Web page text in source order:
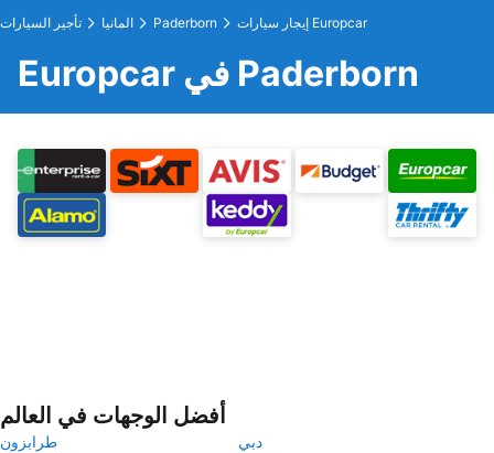
تأجير السيارات المانيا Paderborn إيجار سيارات Europcar
Europcar في Paderborn
أفضل الوجهات في العالم
طرابزون
دبي